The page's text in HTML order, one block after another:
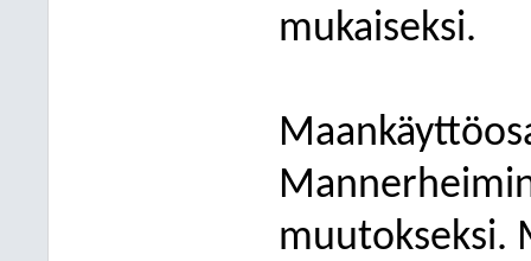
mukaiseksi.
muutokseksi.